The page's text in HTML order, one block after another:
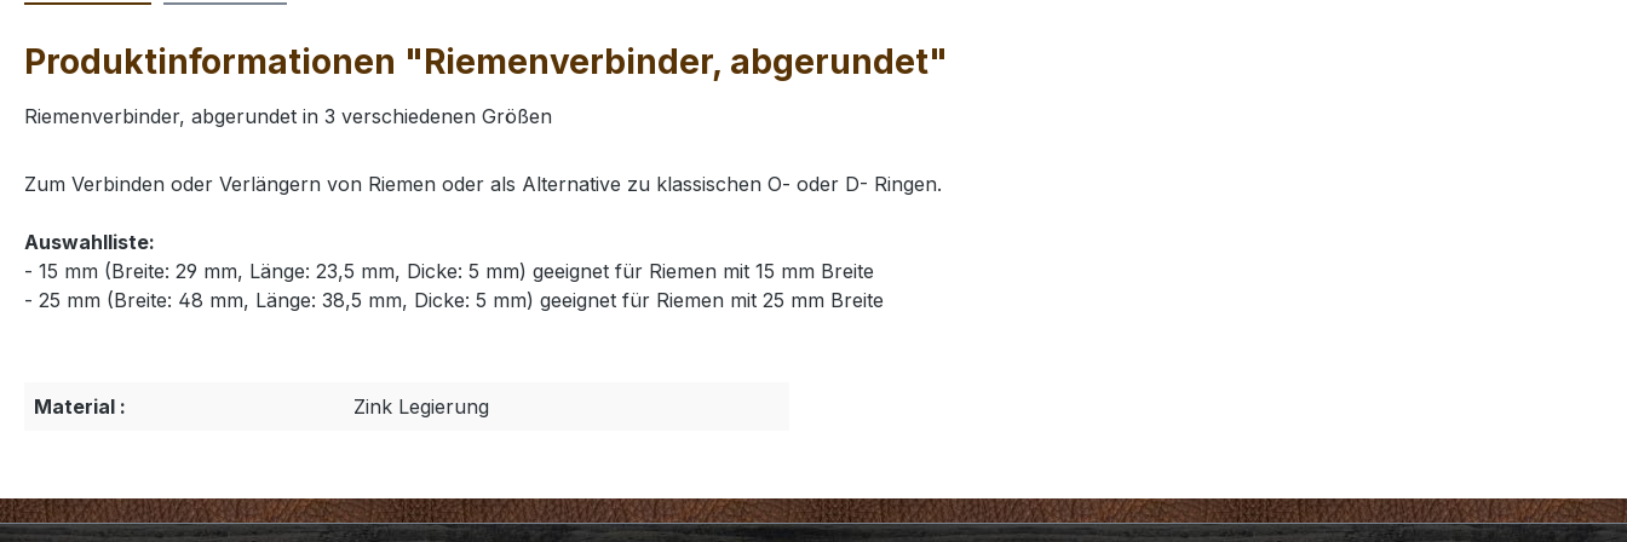
Produktinformationen "Riemenverbinder, abgerundet"
Riemenverbinder, abgerundet in 3 verschiedenen Größen
Zum Verbinden oder Verlängern von Riemen oder als Alternative zu klassischen O- oder D- Ringen.
Auswahlliste:
- 15 mm (Breite: 29 mm, Länge: 23,5 mm, Dicke: 5 mm) geeignet für Riemen mit 15 mm Breite
- 25 mm (Breite: 48 mm, Länge: 38,5 mm, Dicke: 5 mm) geeignet für Riemen mit 25 mm Breite
Material : Zink Legierung